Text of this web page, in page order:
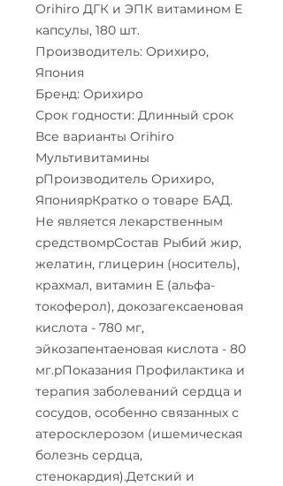
Orihiro ДГК и ЭПК витамином Е
капсулы, 180 шт.
Производитель: Орихиро,
Япония
Бренд: Орихиро
Срок годности: Длинный срок
Все варианты Orihiro
Мультивитамины
pПроизводитель Орихиро,
ЯпонияpКратко о товаре БАД.
Не является лекарственным
средствомpСостав Рыбий жир,
желатин, глицерин (носитель),
крахмал, витамин Е (альфа-
токоферол), докозагексаеновая
кислота - 780 мг,
эйкозапентаеновая кислота - 80
мг.pПоказания Профилактика и
терапия заболеваний сердца и
сосудов, особенно связанных с
атеросклерозом (ишемическая
болезнь сердца,
стенокардия).Детский и